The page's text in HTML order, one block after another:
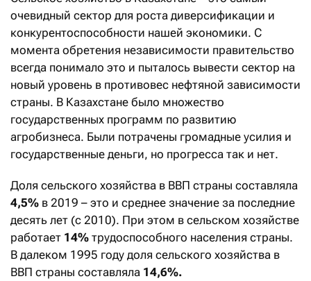
очевидный сектор для роста диверсификации и
конкурентоспособности нашей экономики. С
момента обретения независимости правительство
всегда понимало это и пыталось вывести сектор на
новый уровень в противовес нефтяной зависимости
страны. В Казахстане было множество
государственных программ по развитию
агробизнеса. Были потрачены громадные усилия и
государственные деньги, но прогресса так и нет.
Доля сельского хозяйства в ВВП страны составляла
4,5% в 2019 – это и среднее значение за последние
десять лет (с 2010). При этом в сельском хозяйстве
работает 14% трудоспособного населения страны.
В далеком 1995 году доля сельского хозяйства в
ВВП страны составляла 14,6%.